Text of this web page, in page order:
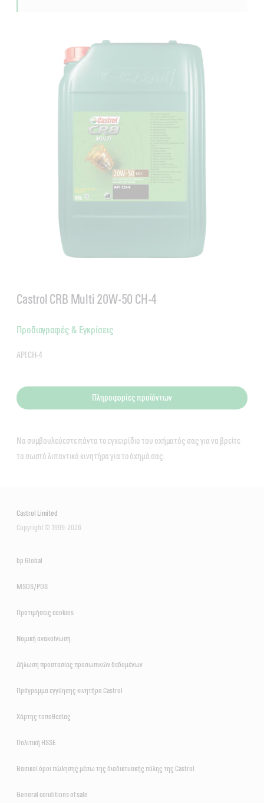
Castrol CRB Multi 20W-50 CH-4
Προδιαγραφές & Εγκρίσεις
API CH-4
Πληροφορίες προϊόντων
Να συμβουλεύεστε πάντα το εγχειρίδιο του οχήματός σας για να βρείτε
το σωστό λιπαντικό κινητήρα για το όχημά σας.
Castrol Limited
Copyright © 1999-2026
bp Global
MSDS/PDS
Προτιμήσεις cookies
Νομική ανακοίνωση
Δήλωση προστασίας προσωπικών δεδομένων
Πρόγραμμα εγγύησης κινητήρα Castrol
Χάρτης τοποθεσίας
Πολιτική HSSE
Βασικοί όροι πώλησης μέσω της διαδικτυακής πύλης της Castrol
General conditions of sale